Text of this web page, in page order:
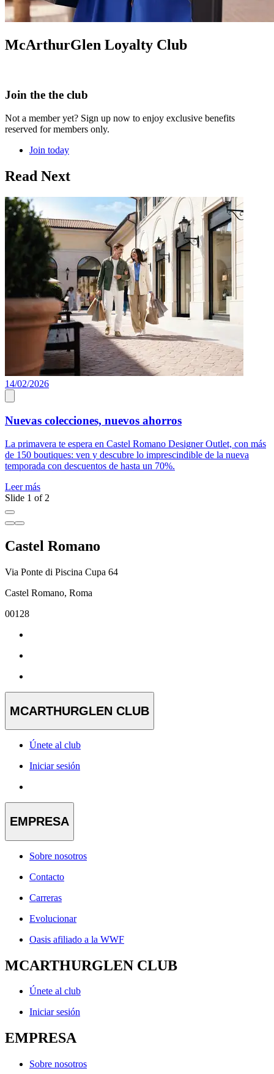
McArthurGlen Loyalty Club
Join the the club
Not a member yet? Sign up now to enjoy exclusive benefits
reserved for members only.
Join today
Read Next
14/02/2026
Nuevas colecciones, nuevos ahorros
La primavera te espera en Castel Romano Designer Outlet, con más
de 150 boutiques: ven y descubre lo imprescindible de la nueva
temporada con descuentos de hasta un 70%.
Leer más
Slide 1 of 2
Castel Romano
Via Ponte di Piscina Cupa 64
Castel Romano, Roma
00128
MCARTHURGLEN CLUB
Únete al club
Iniciar sesión
EMPRESA
Sobre nosotros
Contacto
Carreras
Evolucionar
Oasis afiliado a la WWF
MCARTHURGLEN CLUB
Únete al club
Iniciar sesión
EMPRESA
Sobre nosotros